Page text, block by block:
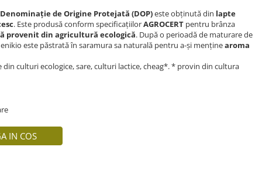
Denominație de Origine Protejată (DOP)este obținută din lapte
. Este produsă conform specificațiilorAGROCERT pentru brânza
provenit din agricultură ecologică. După o perioadă de maturare de
este păstrată în saramura sa naturală pentru a-și menținearoma
din culturi ecologice, sare, culturi lactice, cheag*. * provin din cultura
IN COS